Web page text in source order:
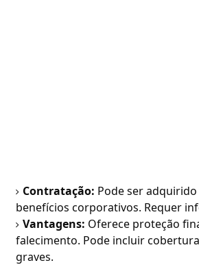
Contratação: Pode ser
benefícios corporativos. Requer
Vantagens: Oferece proteção
falecimento. Pode incluir
graves.